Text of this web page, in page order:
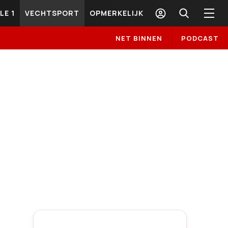
1 VECHTSPORT OPMERKELIJK
NET BINNEN PODCAST